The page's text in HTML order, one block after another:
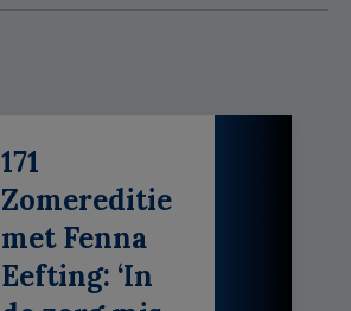
171
Zomereditie
met Fenna
Eefting: ‘In